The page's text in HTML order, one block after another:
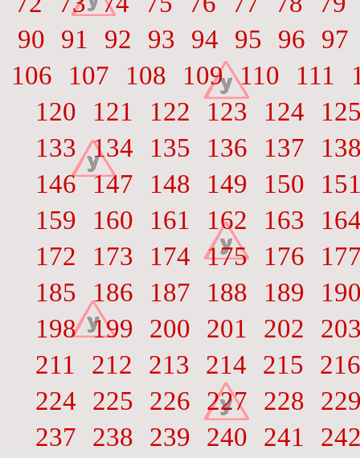
90
91 92 93 94 95 96
97
106
107 108 109 110 111
120
121 122 123 124
133 134 135 136 137
146 147 148 149 150
159
160 161 162 163
172
173 174 175 176
185
186 187 188 189
198 199 200 201 202
211
212 213 214 215
216
224
225 226 227 228
237
238 239 240 241